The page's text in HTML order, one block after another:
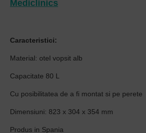
Mediclinics
Caracteristici:
Material: otel vopsit alb
Capacitate 80 L
Cu posibilitatea de a fi montat si pe perete
Dimensiuni: 823 x 304 x 354 mm
Produs in Spania